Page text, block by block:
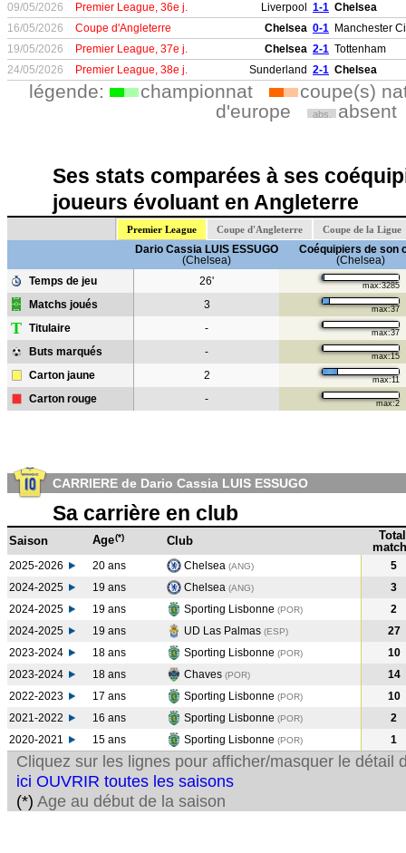
09/05/2026
Premier League, 36e j. Liverpool 1-1 Chelsea
16/05/2026
Coupe d'Angleterre Chelsea 0-1 Manchester
19/05/2026
Premier League, 37e j. Chelsea 2-1 Tottenham
24/05/2026
Premier League, 38e j. Sunderland 2-1 Chelsea
légende: championnat
coupe(s)
d'europe
abs. absent
Ses stats comparées à ses
joueurs évoluant en Angleterre
Premier League Coupe d'Angleterre Coupe de la Ligue
Dario Cassia LUIS ESSUGO
(Chelsea)
Coéquipiers de son
(Chelsea)
Temps de jeu
26' max:3285
Matchs joués 3 max:37
T Titulaire - max:37
Buts marqués - max:15
Carton jaune 2 max:11
Carton rouge - max:2
CARRIERE de Dario Cassia LUIS ESSUGO
Sa carrière en club
Saison Age(*) Club
Total
2025-2026 20 ans Chelsea (ANG)
5
2024-2025
19 ans Chelsea (ANG)
3
2024-2025
19 ans Sporting Lisbonne (POR)
2
2024-2025
19 ans UD Las Palmas (ESP)
27
2023-2024
18 ans Sporting Lisbonne (POR)
10
2023-2024
18 ans Chaves (POR)
14
2022-2023
17 ans Sporting Lisbonne (POR)
10
2021-2022
16 ans Sporting Lisbonne (POR)
2
2020-2021
15 ans Sporting Lisbonne (POR) 1
Cliquez sur les lignes pour afficher/masquer le détail
ici OUVRIR toutes les saisons
(*) Age au début de la saison